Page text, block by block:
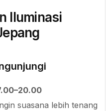
Iluminasi
suasana lebih tenang